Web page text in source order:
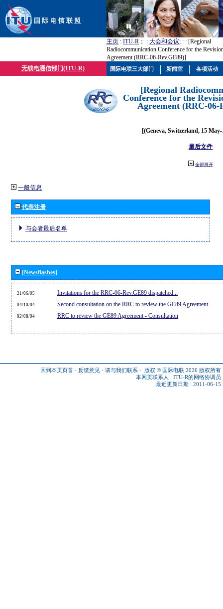
主页 : ITU-R ； : 大会和会议; : : [Regional
Radiocommunication Conference for the
Agreement (RRC-06-Rev.GE89)]
无线电通信部门(ITU-R)
[Regional
Conference for the
Agreement (RRC-06-
[(Geneva, Switzerland, 15
最后文件
全部展开
一般信息
代表注册
与会者最后名单
[Newsflashes]
21/06/05 Invitations for the RRC-06-Rev.GE89 dispatched...
04/10/04 Second consultation on the RRC to review the GE89 Agreement
02/08/04 RRC to review the GE89 Agreement - Consultation
回到本页页首 - 反馈意见 - 请与我们联系 - 版权 © 国际电联 2026 版权所有
本网页联系人 : ITU-R的网络协调员
最近更新日期 : 2011-06-15
国际电联三大部门 新闻室 各项活动